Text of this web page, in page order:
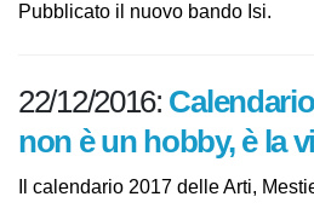
Pubblicato il nuovo bando Isi.
22/12/2016:
non è un hobby, è la
Il calendario 2017 delle Arti,